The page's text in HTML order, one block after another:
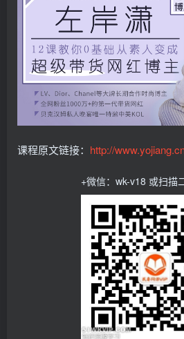
课程原文链接： http://
+微信：wk-v18 或扫描